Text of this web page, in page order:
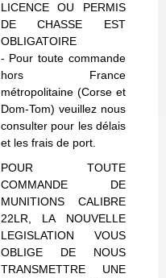
LICENCE OU PERMIS
DE CHASSE EST
OBLIGATOIRE
- Pour toute commande
hors France
métropolitaine (Corse et
Dom-Tom) veuillez nous
consulter pour les délais
et les frais de port.
POUR TOUTE
COMMANDE DE
MUNITIONS CALIBRE
22LR, LA NOUVELLE
LEGISLATION VOUS
OBLIGE DE NOUS
TRANSMETTRE UNE